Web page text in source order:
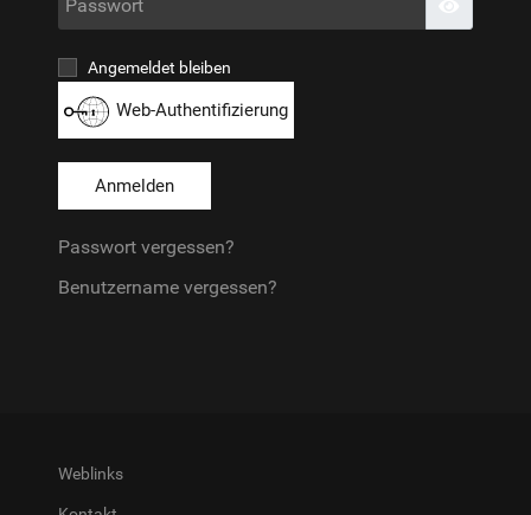
Angemeldet bleiben
Web-Authentifizierung
Anmelden
Passwort vergessen?
Benutzername vergessen?
Weblinks